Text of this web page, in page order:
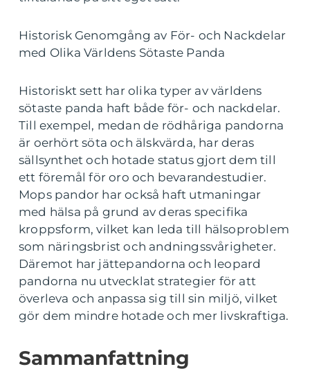
Historisk Genomgång av För- och Nackdelar
med Olika Världens Sötaste Panda
Historiskt sett har olika typer av världens
sötaste panda haft både för- och nackdelar.
Till exempel, medan de rödhåriga pandorna
är oerhört söta och älskvärda, har deras
sällsynthet och hotade status gjort dem till
ett föremål för oro och bevarandestudier.
Mops pandor har också haft utmaningar
med hälsa på grund av deras specifika
kroppsform, vilket kan leda till hälsoproblem
som näringsbrist och andningssvårigheter.
Däremot har jättepandorna och leopard
pandorna nu utvecklat strategier för att
överleva och anpassa sig till sin miljö, vilket
gör dem mindre hotade och mer livskraftiga.
Sammanfattning